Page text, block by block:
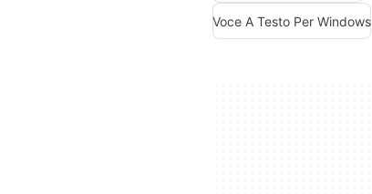
Voce A Testo Per Windows